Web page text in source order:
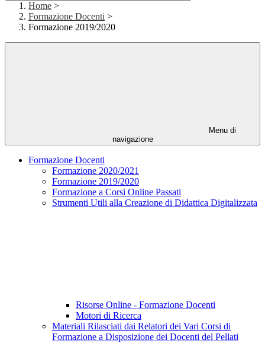
Home >
Formazione Docenti >
Formazione 2019/2020
Menu di
navigazione
Formazione Docenti
Formazione 2020/2021
Formazione 2019/2020
Formazione a Corsi Online Passati
Strumenti Utili alla Creazione di Didattica Digitalizzata
Risorse Online - Formazione Docenti
Motori di Ricerca
Materiali Rilasciati dai Relatori dei Vari Corsi di
Formazione a Disposizione dei Docenti del Pellati